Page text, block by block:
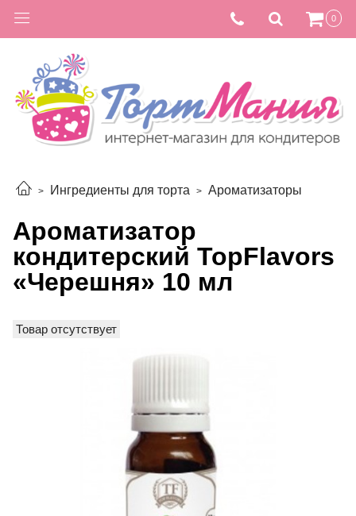
0
Ингредиенты для торта Ароматизаторы
Ароматизатор
кондитерский TopFlavors
«Черешня» 10 мл
Товар отсутствует